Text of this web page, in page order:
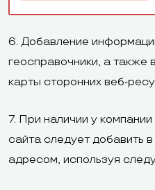
6. Добавление
геосправочники, а также
карты сторонних веб-
7. При наличии у
сайта следует добавить
адресом, используя